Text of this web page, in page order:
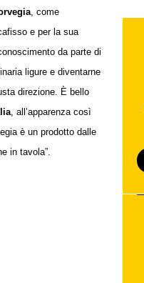
, come
e per la sua
da parte di
ligure e diventarne
direzione. È bello
, all’apparenza così
è un prodotto dalle
in tavola”.